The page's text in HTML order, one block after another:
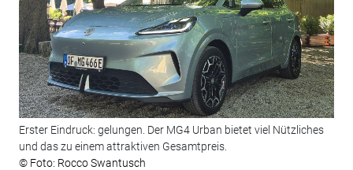
Erster Eindruck: gelungen. Der MG4 Urban bietet viel Nützliches
und das zu einem attraktiven Gesamtpreis.
© Foto: Rocco Swantusch